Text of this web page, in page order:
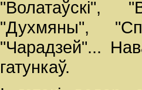
"Волатаўскі",
"Духмяны",
"Чарадзей"...
гатункаў.